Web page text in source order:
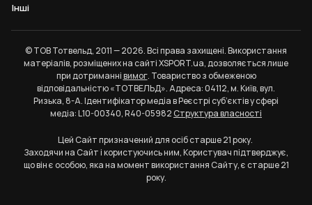
Інші
© ТОВ Тотвельд, 2011 — 2026. Всі права захищені. Використання
матеріалів, розміщених на сайті XSPORT.ua, дозволяється лише
при дотриманнівимог. Товариство з обмеженою
відповідальністю «ТОТВЕЛЬД». Адреса: 04112, м. Київ, вул.
Ризька, 8-А. Ідентифікатор медіа в Реєстрі суб’єктів у сфері
медіа: L10-00340, R40-05982Структура власності
Цей Сайт призначений для осіб старше 21 року.
Заходячи на Сайт і користуючись ним, Користувач підтверджує,
що він є особою, яка на момент використання Сайту, є старше 21
року.